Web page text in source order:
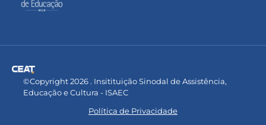
©Copyright 2026 . Insitituição Sinodal de Assistência,
Educação e Cultura - ISAEC
Política de Privacidade